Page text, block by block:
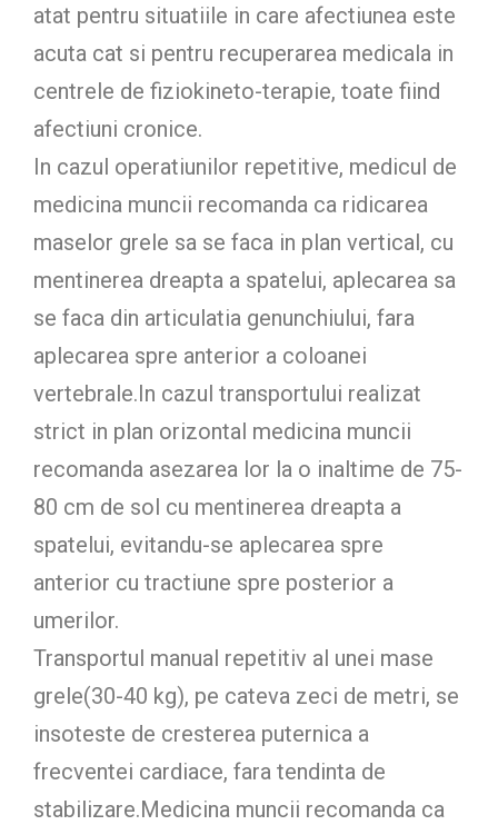
atat pentru situatiile in care afectiunea este
acuta cat si pentru recuperarea medicala in
centrele de fiziokineto-terapie, toate fiind
afectiuni cronice.
In cazul operatiunilor repetitive, medicul de
medicina muncii recomanda ca ridicarea
maselor grele sa se faca in plan vertical, cu
mentinerea dreapta a spatelui, aplecarea sa
se faca din articulatia genunchiului, fara
aplecarea spre anterior a coloanei
vertebrale.In cazul transportului realizat
strict in plan orizontal medicina muncii
recomanda asezarea lor la o inaltime de 75-
80 cm de sol cu mentinerea dreapta a
spatelui, evitandu-se aplecarea spre
anterior cu tractiune spre posterior a
umerilor.
Transportul manual repetitiv al unei mase
grele(30-40 kg), pe cateva zeci de metri, se
insoteste de cresterea puternica a
frecventei cardiace, fara tendinta de
stabilizare.Medicina muncii recomanda ca